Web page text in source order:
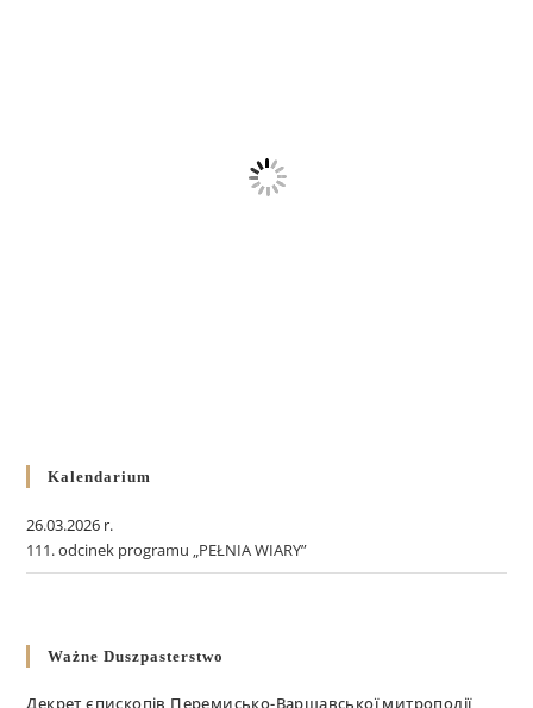
Kalendarium
26.03.2026 r.
111. odcinek programu „PEŁNIA WIARY”
Ważne Duszpasterstwo
Декрет єпископів Перемисько-Варшавської митрополії